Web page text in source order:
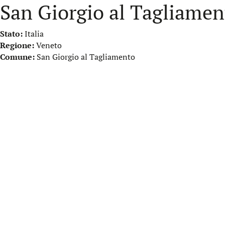
San Giorgio al
Stato:Italia
Regione:Veneto
Comune: San Giorgio al Tagliamento